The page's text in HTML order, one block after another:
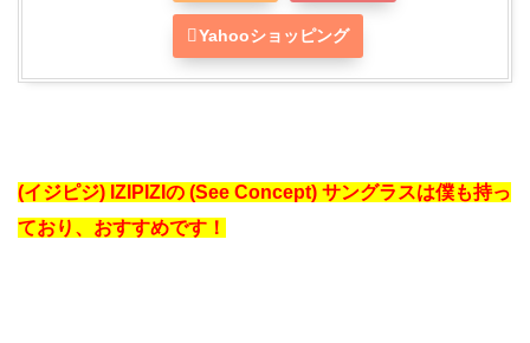
Yahooショッピング
(イジピジ) IZIPIZIの (See Concept) サングラスは僕も持っ
ており、おすすめです！